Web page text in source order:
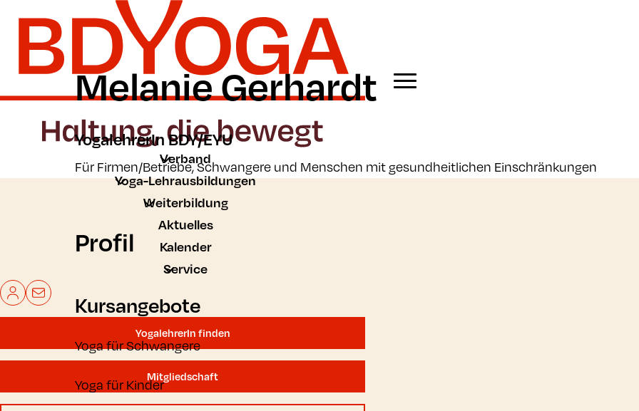
Zum Hauptinhalt der Seite springen
Zur Startseite navigieren
Verband
Yoga-Lehrausbildungen
Weiterbildung
Aktuelles
Kalender
Service
Mein BDYoga
Kontakt
YogalehrerIn finden
Mitgliedschaft
Melanie Gerhardt
YogalehrerIn BDY/EYU
Für Firmen/Betriebe, Schwangere und Menschen mit gesundheitlichen Einschränkungen
Profil
Kursangebote
Yoga für Schwangere
Yoga für Kinder